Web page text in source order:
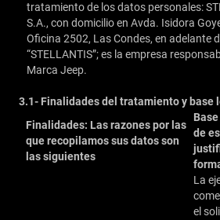
tratamiento de los datos personales:
S.A., con domicilio en Avda. Isidora
Oficina 2502, Las Condes, en adelante
“STELLANTIS”; es la empresa
Marca Jeep.
3.1- Finalidades del tratamiento y base
Finalidades: Las razones por las
que recopilamos sus datos son
las siguientes
de
La
el